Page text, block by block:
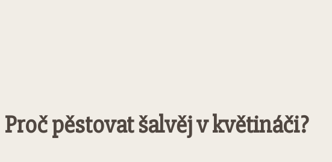
Proč pěstovat šalvěj v květináči?